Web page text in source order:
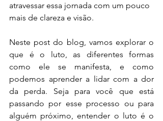
atravessar essa jornada com um pouco
mais de clareza e visão.
Neste post do blog, vamos explorar o
que é o luto, as diferentes formas
como ele se manifesta, e como
podemos aprender a lidar com a dor
da perda. Seja para você que está
passando por esse processo ou para
alguém próximo, entender o luto é o